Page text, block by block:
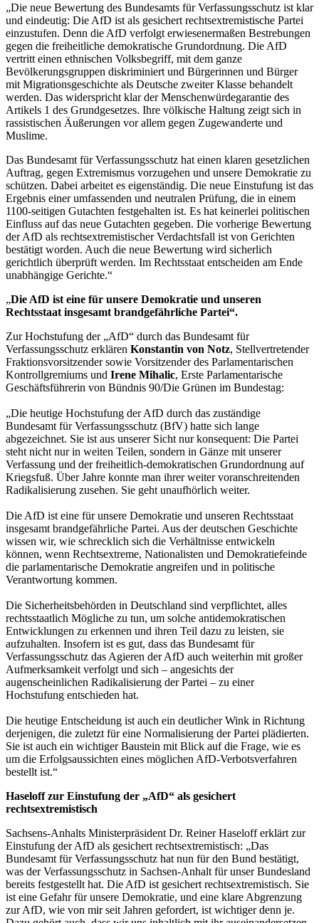
„Die neue Bewertung des Bundesamts für Verfassungsschutz ist klar
und eindeutig: Die AfD ist als gesichert rechtsextremistische Partei
einzustufen. Denn die AfD verfolgt erwiesenermaßen Bestrebungen
gegen die freiheitliche demokratische Grundordnung. Die AfD
vertritt einen ethnischen Volksbegriff, mit dem ganze
Bevölkerungsgruppen diskriminiert und Bürgerinnen und Bürger
mit Migrationsgeschichte als Deutsche zweiter Klasse behandelt
werden. Das widerspricht klar der Menschenwürdegarantie des
Artikels 1 des Grundgesetzes. Ihre völkische Haltung zeigt sich in
rassistischen Äußerungen vor allem gegen Zugewanderte und
Muslime.
Das Bundesamt für Verfassungsschutz hat einen klaren gesetzlichen
Auftrag, gegen Extremismus vorzugehen und unsere Demokratie zu
schützen. Dabei arbeitet es eigenständig. Die neue Einstufung ist das
Ergebnis einer umfassenden und neutralen Prüfung, die in einem
1100-seitigen Gutachten festgehalten ist. Es hat keinerlei politischen
Einfluss auf das neue Gutachten gegeben. Die vorherige Bewertung
der AfD als rechtsextremistischer Verdachtsfall ist von Gerichten
bestätigt worden. Auch die neue Bewertung wird sicherlich
gerichtlich überprüft werden. Im Rechtsstaat entscheiden am Ende
unabhängige Gerichte.“
„Die AfD ist eine für unsere Demokratie und unseren
Rechtsstaat insgesamt brandgefährliche Partei“.
Zur Hochstufung der „AfD“ durch das Bundesamt für
Verfassungsschutz erklären Konstantin von Notz, Stellvertretender
Fraktionsvorsitzender sowie Vorsitzender des Parlamentarischen
Kontrollgremiums und Irene Mihalic, Erste Parlamentarische
Geschäftsführerin von Bündnis 90/Die Grünen im Bundestag:
„Die heutige Hochstufung der AfD durch das zuständige
Bundesamt für Verfassungsschutz (BfV) hatte sich lange
abgezeichnet. Sie ist aus unserer Sicht nur konsequent: Die Partei
steht nicht nur in weiten Teilen, sondern in Gänze mit unserer
Verfassung und der freiheitlich-demokratischen Grundordnung auf
Kriegsfuß. Über Jahre konnte man ihrer weiter voranschreitenden
Radikalisierung zusehen. Sie geht unaufhörlich weiter.
Die AfD ist eine für unsere Demokratie und unseren Rechtsstaat
insgesamt brandgefährliche Partei. Aus der deutschen Geschichte
wissen wir, wie schrecklich sich die Verhältnisse entwickeln
können, wenn Rechtsextreme, Nationalisten und Demokratiefeinde
die parlamentarische Demokratie angreifen und in politische
Verantwortung kommen.
Die Sicherheitsbehörden in Deutschland sind verpflichtet, alles
rechtsstaatlich Mögliche zu tun, um solche antidemokratischen
Entwicklungen zu erkennen und ihren Teil dazu zu leisten, sie
aufzuhalten. Insofern ist es gut, dass das Bundesamt für
Verfassungsschutz das Agieren der AfD auch weiterhin mit großer
Aufmerksamkeit verfolgt und sich – angesichts der
augenscheinlichen Radikalisierung der Partei – zu einer
Hochstufung entschieden hat.
Die heutige Entscheidung ist auch ein deutlicher Wink in Richtung
derjenigen, die zuletzt für eine Normalisierung der Partei plädierten.
Sie ist auch ein wichtiger Baustein mit Blick auf die Frage, wie es
um die Erfolgsaussichten eines möglichen AfD-Verbotsverfahren
bestellt ist.“
Haseloff zur Einstufung der „AfD“ als gesichert
rechtsextremistisch
Sachsens-Anhalts Ministerpräsident Dr. Reiner Haseloff erklärt zur
Einstufung der AfD als gesichert rechtsextremistisch: „Das
Bundesamt für Verfassungsschutz hat nun für den Bund bestätigt,
was der Verfassungsschutz in Sachsen-Anhalt für unser Bundesland
bereits festgestellt hat. Die AfD ist gesichert rechtsextremistisch. Sie
ist eine Gefahr für unsere Demokratie, und eine klare Abgrenzung
zur AfD, wie von mir seit Jahren gefordert, ist wichtiger denn je.